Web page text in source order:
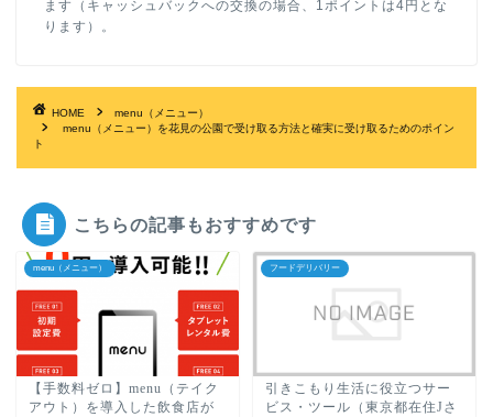
ます（キャッシュバックへの交換の場合、1ポイントは4円とな
ります）。
HOME
menu（メニュー）
menu（メニュー）を花見の公園で受け取る方法と確実に受け取るためのポイン
ト
こちらの記事もおすすめです
menu（メニュー）
【手数料ゼロ】menu（テイク
アウト）を導入した飲食店が
フードデリバリー
引きこもり生活に役立つサー
ビス・ツール（東京都在住Jさ